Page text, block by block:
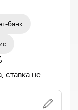
банк
ставка не